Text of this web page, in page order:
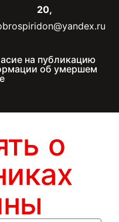
20,
на публикацию
об умершем
о